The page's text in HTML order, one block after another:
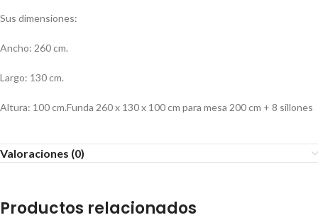
Sus dimensiones:
Ancho: 260 cm.
Largo: 130 cm.
Altura: 100 cm.Funda 260 x 130 x 100 cm para mesa 200 cm + 8 sillones
Valoraciones (0)
Productos relacionados